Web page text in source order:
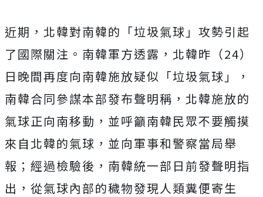
近期，北韓對南韓的「垃圾氣球」攻勢引起
了國際關注。南韓軍方透露，北韓昨（24）
日晚間再度向南韓施放疑似「垃圾氣球」，
南韓合同參謀本部發布聲明稱，北韓施放的
氣球正向南移動，並呼籲南韓民眾不要觸摸
來自北韓的氣球，並向軍事和警察當局舉
報；經過檢驗後，南韓統一部日前發聲明指
出，從氣球內部的穢物發現人類糞便寄生